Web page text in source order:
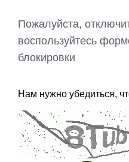
Пожалуйста,
воспользуйтесь
блокировки
Нам нужно убедиться,